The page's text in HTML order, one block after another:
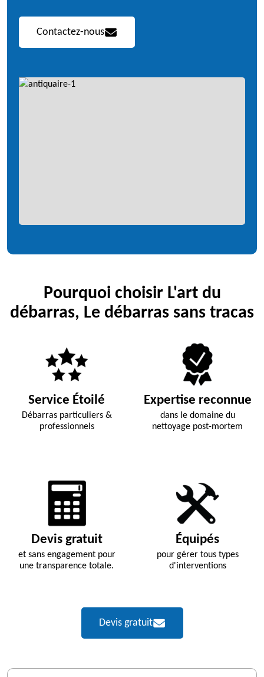
Contactez-nous
Pourquoi choisir L'art du
débarras, Le débarras sans tracas
Service Étoilé
Débarras particuliers &
professionnels
Expertise reconnue
dans le domaine du
nettoyage post-mortem
Devis gratuit
et sans engagement pour
une transparence totale.
Équipés
pour gérer tous types
d'interventions
Devis gratuit